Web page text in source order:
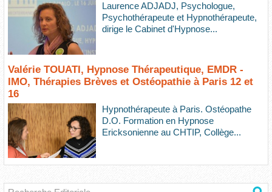
Laurence ADJADJ, Psychologue,
Psychothérapeute et Hypnothérapeute,
dirige le Cabinet d'Hypnose...
Valérie TOUATI, Hypnose Thérapeutique, EMDR -
IMO, Thérapies Brèves et Ostéopathie à Paris 12 et
16
Hypnothérapeute à Paris. Ostéopathe
D.O. Formation en Hypnose
Ericksonienne au CHTIP, Collège...